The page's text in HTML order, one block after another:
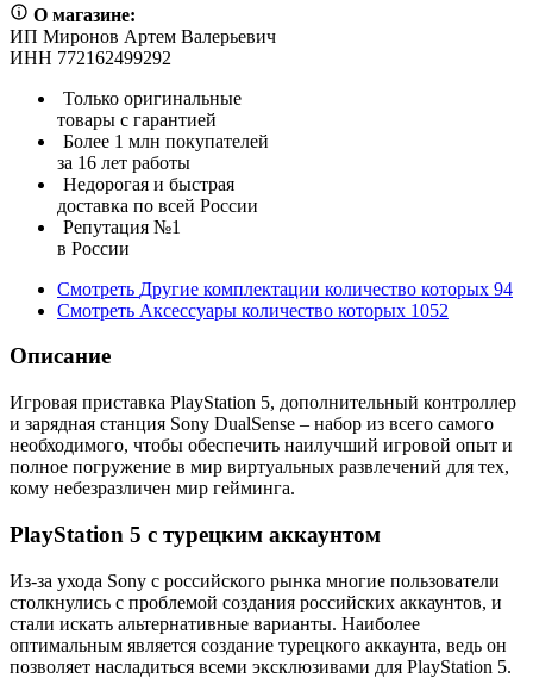
О магазине:
ИП Миронов Артем Валерьевич
ИНН 772162499292
Только оригинальные
товары с гарантией
Более 1 млн покупателей
за 16 лет работы
Недорогая и быстрая
доставка по всей России
Репутация №1
в России
Смотреть Другие комплектации количество которых 94
Смотреть Аксессуары количество которых 1052
Описание
Игровая приставка PlayStation 5, дополнительный контроллер
и зарядная станция Sony DualSense – набор из всего самого
необходимого, чтобы обеспечить наилучший игровой опыт и
полное погружение в мир виртуальных развлечений для тех,
кому небезразличен мир гейминга.
PlayStation 5 с турецким аккаунтом
Из-за ухода Sony с российского рынка многие пользователи
столкнулись с проблемой создания российских аккаунтов, и
стали искать альтернативные варианты. Наиболее
оптимальным является создание турецкого аккаунта, ведь он
позволяет насладиться всеми эксклюзивами для PlayStation 5.